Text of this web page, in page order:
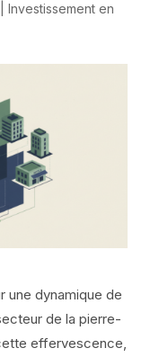
Investissement en
une dynamique de
de la pierre-
effervescence,